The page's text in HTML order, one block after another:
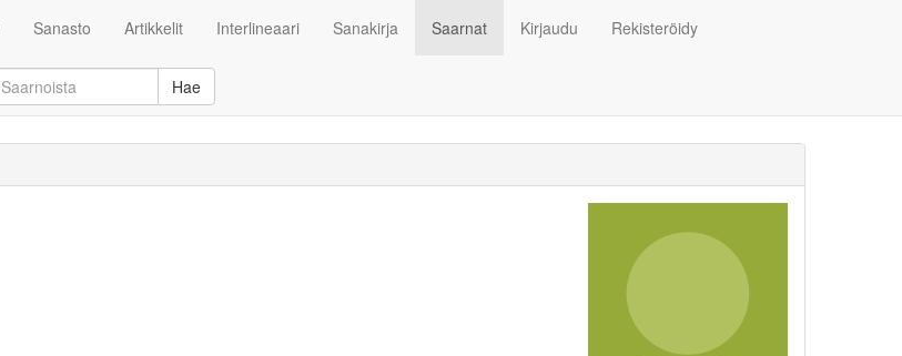
Sanasto Artikkelit Interlineaari Sanakirja Saarnat Kirjaudu Rekisteröidy
Hae